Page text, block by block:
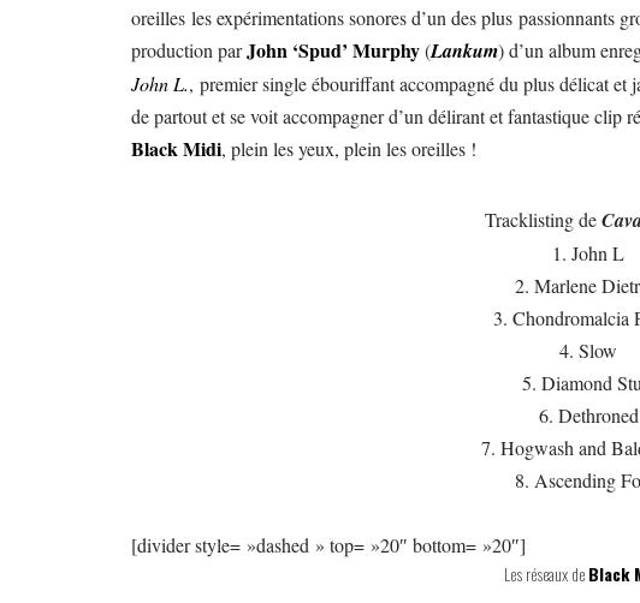
oreilles les expérimentations sonores d’un des plus passionnants
production parJohn ‘Spud’ Murphy(Lankum) d’un album
John L., premier single ébouriffant accompagné du plus délicat et
de partout et se voit accompagner d’un délirant et fantastique clip
Black Midi, plein les yeux, plein les oreilles !
Tracklisting de
1. John L
2. Marlene
3. Chondromalcia
4. Slow
5. Diamond
6. Dethroned
7. Hogwash and
8. Ascending
[divider style= »dashed » top= »20″ bottom= »20″]
Les réseaux deBlack